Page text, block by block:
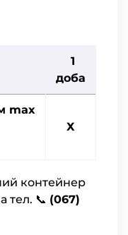
1
доба
max
Х
контейнер
тел. 📞 (067)